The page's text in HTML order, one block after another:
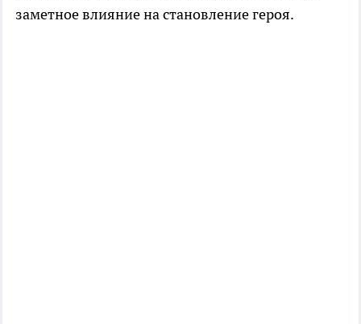
заметное влияние на становление героя.